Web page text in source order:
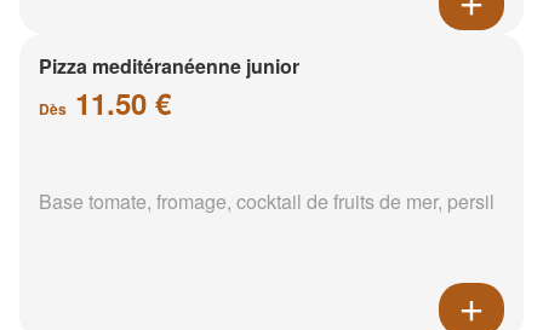
Pizza meditéranéenne junior
Dès 11.50 €
Base tomate, fromage, cocktail de fruits de mer, persil